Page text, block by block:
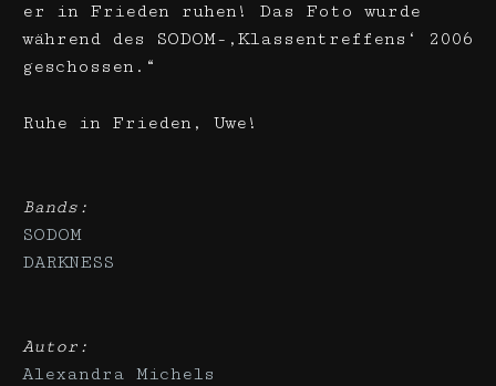
er in Frieden ruhen! Das Foto wurde
während des SODOM-‚Klassentreffens‘ 2006
geschossen.“
Ruhe in Frieden, Uwe!
Bands:
SODOM
DARKNESS
Autor:
Alexandra Michels